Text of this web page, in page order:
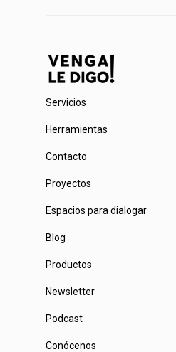
Servicios
Herramientas
Contacto
Proyectos
Espacios para dialogar
Blog
Productos
Newsletter
Podcast
Conócenos